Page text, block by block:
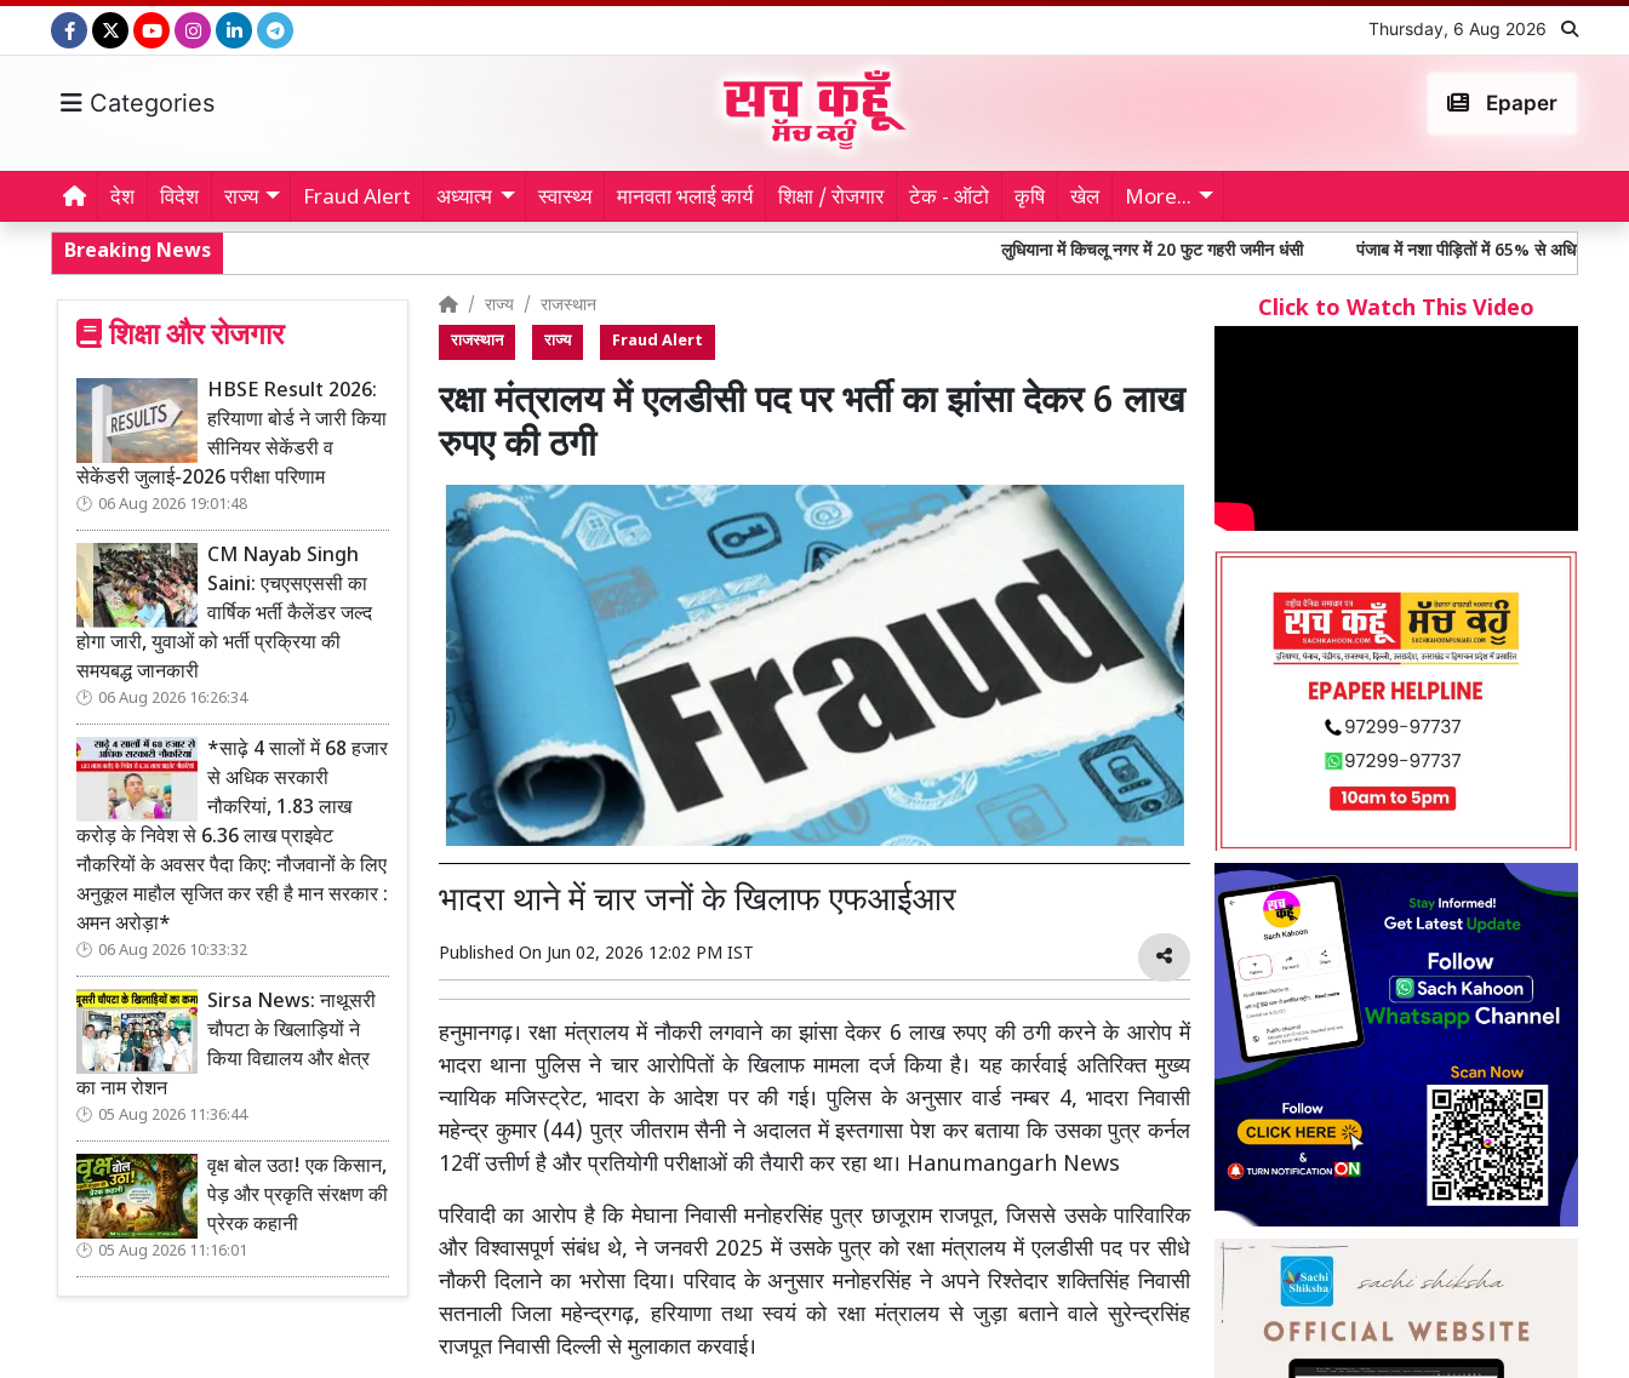
Thursday, 6 Aug 2026
Categories Epaper
देश विदेश राज्य Fraud Alert अध्यात्म स्वास्थ्य मानवता भलाई कार्य शिक्षा / रोजगार टेक - ऑटो कृषि खेल More...
Breaking News लुधियाना में किचलू नगर में 20 फुट गहरी जमीन धंसी पंजाब में नशा पीड़ितों में 65% से अधिक युवा, विधानसभा
शिक्षा और रोजगार
HBSE Result 2026:
हरियाणा बोर्ड ने जारी किया
सीनियर सेकेंडरी व
सेकेंडरी जुलाई-2026 परीक्षा परिणाम
06 Aug 2026 19:01:48
CM Nayab Singh
Saini: एचएसएससी का
वार्षिक भर्ती कैलेंडर जल्द
होगा जारी, युवाओं को भर्ती प्रक्रिया की
समयबद्ध जानकारी
06 Aug 2026 16:26:34
*साढ़े 4 सालों में 68 हजार
से अधिक सरकारी
नौकरियां, 1.83 लाख
करोड़ के निवेश से 6.36 लाख प्राइवेट
नौकरियों के अवसर पैदा किए: नौजवानों के लिए
अनुकूल माहौल सृजित कर रही है मान सरकार :
अमन अरोड़ा*
06 Aug 2026 10:33:32
Sirsa News: नाथूसरी
चौपटा के खिलाड़ियों ने
किया विद्यालय और क्षेत्र
का नाम रोशन
05 Aug 2026 11:36:44
वृक्ष बोल उठा! एक किसान,
पेड़ और प्रकृति संरक्षण की
प्रेरक कहानी
05 Aug 2026 11:16:01
राज्य राजस्थान
राजस्थान राज्य Fraud Alert
रक्षा मंत्रालय में एलडीसी पद पर भर्ती का झांसा देकर 6 लाख
रुपए की ठगी
भादरा थाने में चार जनों के खिलाफ एफआईआर
Published On Jun 02, 2026 12:02 PM IST
हनुमानगढ़। रक्षा मंत्रालय में नौकरी लगवाने का झांसा देकर 6 लाख रुपए की ठगी करने के आरोप में
भादरा थाना पुलिस ने चार आरोपितों के खिलाफ मामला दर्ज किया है। यह कार्रवाई अतिरिक्त मुख्य
न्यायिक मजिस्ट्रेट, भादरा के आदेश पर की गई। पुलिस के अनुसार वार्ड नम्बर 4, भादरा निवासी
महेन्द्र कुमार (44) पुत्र जीतराम सैनी ने अदालत में इस्तगासा पेश कर बताया कि उसका पुत्र कर्नल
12वीं उत्तीर्ण है और प्रतियोगी परीक्षाओं की तैयारी कर रहा था। Hanumangarh News
परिवादी का आरोप है कि मेघाना निवासी मनोहरसिंह पुत्र छाजूराम राजपूत, जिससे उसके पारिवारिक
और विश्वासपूर्ण संबंध थे, ने जनवरी 2025 में उसके पुत्र को रक्षा मंत्रालय में एलडीसी पद पर सीधे
नौकरी दिलाने का भरोसा दिया। परिवाद के अनुसार मनोहरसिंह ने अपने रिश्तेदार शक्तिसिंह निवासी
सतनाली जिला महेन्द्रगढ़, हरियाणा तथा स्वयं को रक्षा मंत्रालय से जुड़ा बताने वाले सुरेन्द्रसिंह
राजपूत निवासी दिल्ली से मुलाकात करवाई।
Click to Watch This Video